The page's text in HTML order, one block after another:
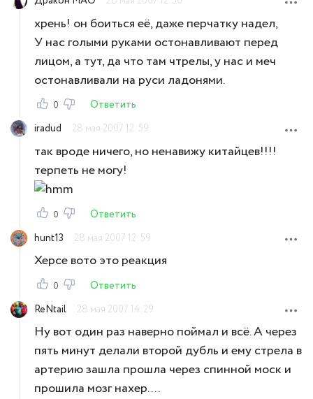
хрень! он боиться её, даже перчатку надел,
У нас голыми руками остонавливают перед
лицом, а тут, да что там чтрелы, у нас и меч
остонавливали на руси ладонями.
0
Ответить
iradud
28 мая 2007 12:59
так вроде ничего, но ненавижу китайцев!!!!
терпеть не могу!
0
Ответить
hunt13
28 мая 2007 12:59
Херсе вото это реакция
0
Ответить
ReNtail
28 мая 2007 14:29
Ну вот один раз наверно поймал и всё. А через
пять минут делали второй дубль и ему стрела в
артерию зашла прошла через спинной моск и
прошила мозг нахер....